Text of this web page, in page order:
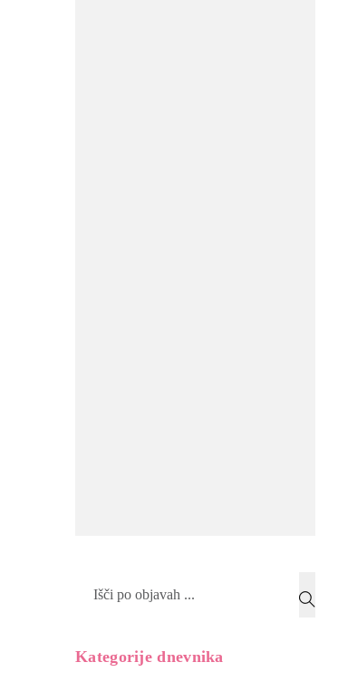
Kategorije dnevnika